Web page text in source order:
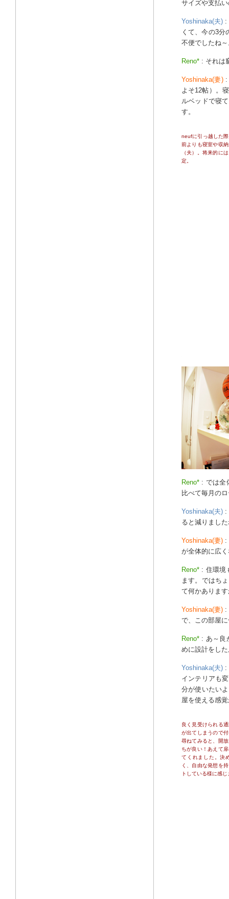
サイズや支払
Yoshinaka(夫) :
くて、今の3分
不便でしたね
Reno* : それは
Yoshinaka(妻):
よそ12帖）。
ルベッドで寝
す。
neufに引っ越した
前よりも寝室や収
（夫）。将来的に
定。
Reno* : では全
比べて毎月の
Yoshinaka(夫) :
ると減りまし
Yoshinaka(妻) :
が全体的に広
Reno* : 住環境
ます。ではち
て何かありま
Yoshinaka(妻) :
で、この部屋
Reno* : あ～良
めに設計をし
Yoshinaka(夫) :
インテリアも
分が使いたい
屋を使える感
良く見受けられる
が出てしまうので
尋ねてみると、開
ちが良い！あえて
てくれました。決
く、自由な発想を
トしている様に感